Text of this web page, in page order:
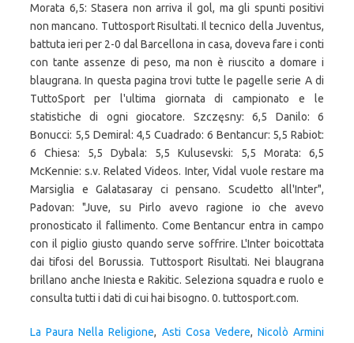
Morata 6,5: Stasera non arriva il gol, ma gli spunti positivi
non mancano. Tuttosport Risultati. Il tecnico della Juventus,
battuta ieri per 2-0 dal Barcellona in casa, doveva fare i conti
con tante assenze di peso, ma non è riuscito a domare i
blaugrana. In questa pagina trovi tutte le pagelle serie A di
TuttoSport per l'ultima giornata di campionato e le
statistiche di ogni giocatore. Szczęsny: 6,5 Danilo: 6
Bonucci: 5,5 Demiral: 4,5 Cuadrado: 6 Bentancur: 5,5 Rabiot:
6 Chiesa: 5,5 Dybala: 5,5 Kulusevski: 5,5 Morata: 6,5
McKennie: s.v. Related Videos. Inter, Vidal vuole restare ma
Marsiglia e Galatasaray ci pensano. Scudetto all'Inter",
Padovan: "Juve, su Pirlo avevo ragione io che avevo
pronosticato il fallimento. Come Bentancur entra in campo
con il piglio giusto quando serve soffrire. L'Inter boicottata
dai tifosi del Borussia. Tuttosport Risultati. Nei blaugrana
brillano anche Iniesta e Rakitic. Seleziona squadra e ruolo e
consulta tutti i dati di cui hai bisogno. 0. tuttosport.com.
La Paura Nella Religione, Asti Cosa Vedere, Nicolò Armini